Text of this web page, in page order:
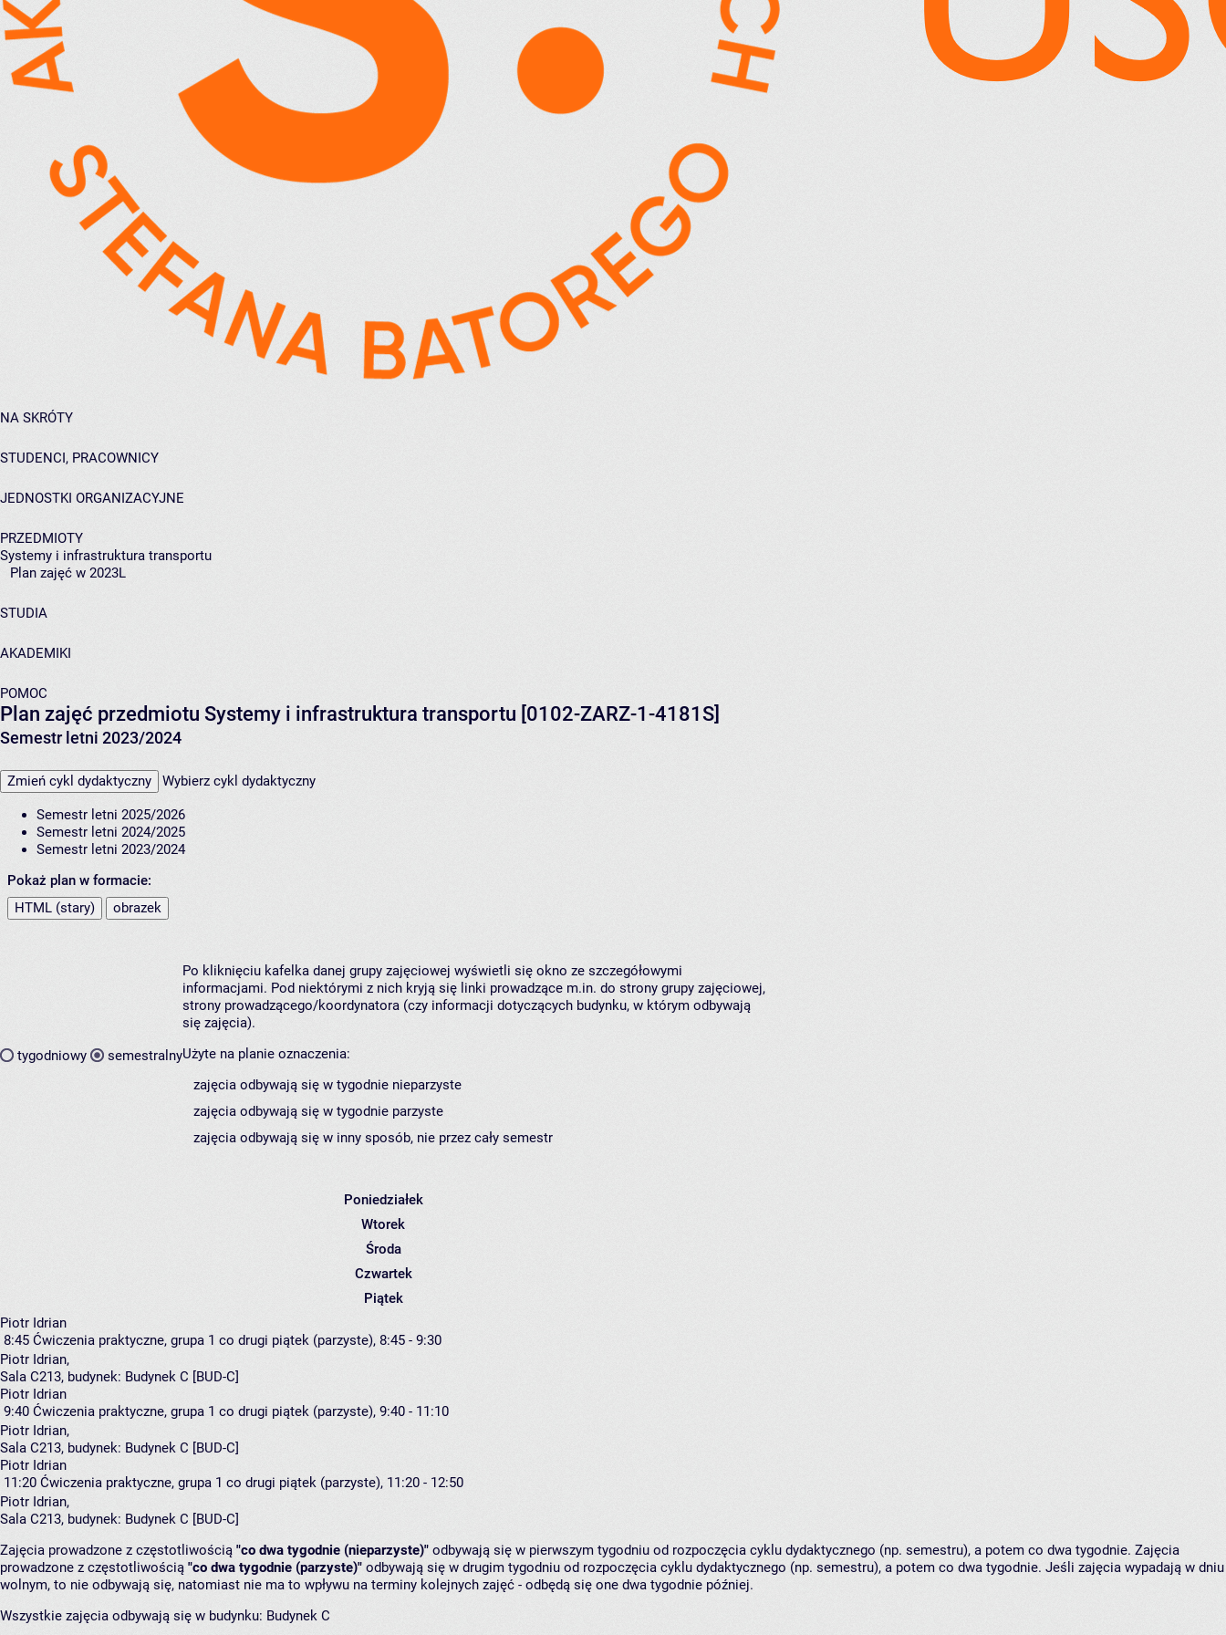
NA SKRÓTY
STUDENCI, PRACOWNICY
JEDNOSTKI ORGANIZACYJNE
PRZEDMIOTY
Systemy i infrastruktura transportu
Plan zajęć w 2023L
STUDIA
AKADEMIKI
POMOC
Plan zajęć przedmiotu Systemy i infrastruktura transportu [0102-ZARZ-1-4181S]
Semestr letni 2023/2024
Zmień cykl dydaktyczny Wybierz cykl dydaktyczny
Semestr letni 2025/2026
Semestr letni 2024/2025
Semestr letni 2023/2024
Pokaż plan w formacie:
HTML (stary)
obrazek
tygodniowy semestralny
Po kliknięciu kafelka danej grupy zajęciowej wyświetli się okno ze szczegółowymi
informacjami. Pod niektórymi z nich kryją się linki prowadzące m.in. do strony grupy zajęciowej,
strony prowadzącego/koordynatora (czy informacji dotyczących budynku, w którym odbywają
się zajęcia).
Użyte na planie oznaczenia:
zajęcia odbywają się w tygodnie nieparzyste
zajęcia odbywają się w tygodnie parzyste
zajęcia odbywają się w inny sposób, nie przez cały semestr
Poniedziałek
Wtorek
Środa
Czwartek
Piątek
Piotr Idrian
8:45 Ćwiczenia praktyczne, grupa 1 co drugi piątek (parzyste), 8:45 - 9:30
Piotr Idrian,
Sala C213, budynek: Budynek C [BUD-C]
Piotr Idrian
9:40 Ćwiczenia praktyczne, grupa 1 co drugi piątek (parzyste), 9:40 - 11:10
Piotr Idrian,
Sala C213, budynek: Budynek C [BUD-C]
Piotr Idrian
11:20 Ćwiczenia praktyczne, grupa 1 co drugi piątek (parzyste), 11:20 - 12:50
Piotr Idrian,
Sala C213, budynek: Budynek C [BUD-C]
Zajęcia prowadzone z częstotliwością "co dwa tygodnie (nieparzyste)" odbywają się w pierwszym tygodniu od rozpoczęcia cyklu dydaktycznego (np. semestru), a potem co dwa tygodnie. Zajęcia
prowadzone z częstotliwością "co dwa tygodnie (parzyste)" odbywają się w drugim tygodniu od rozpoczęcia cyklu dydaktycznego (np. semestru), a potem co dwa tygodnie. Jeśli zajęcia wypadają w dniu
wolnym, to nie odbywają się, natomiast nie ma to wpływu na terminy kolejnych zajęć - odbędą się one dwa tygodnie później.
Wszystkie zajęcia odbywają się w budynku: Budynek C